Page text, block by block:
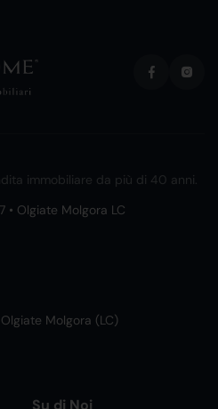
immobiliare da più di 40 anni.
• Olgiate Molgora LC
Molgora (LC)